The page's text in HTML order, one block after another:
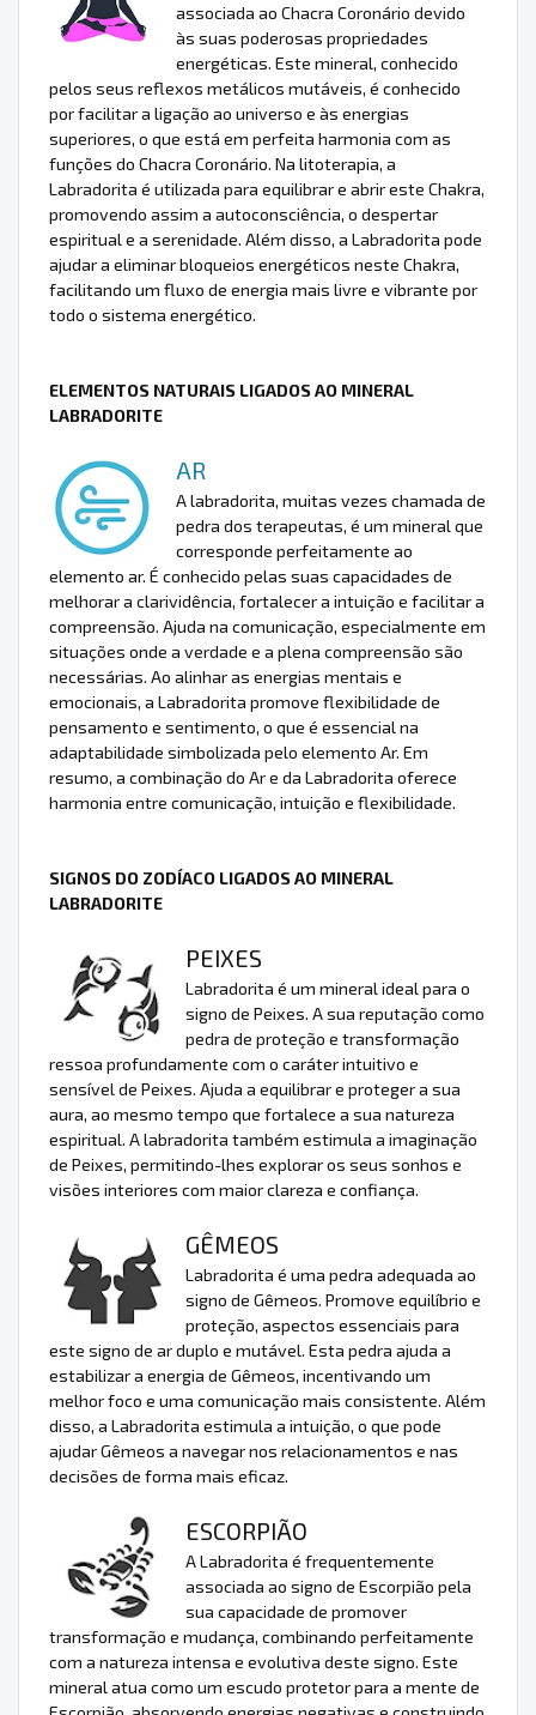
associada ao Chacra Coronário devido
às suas poderosas propriedades
energéticas. Este mineral, conhecido
pelos seus reflexos metálicos mutáveis, é conhecido
por facilitar a ligação ao universo e às energias
superiores, o que está em perfeita harmonia com as
funções do Chacra Coronário. Na litoterapia, a
Labradorita é utilizada para equilibrar e abrir este Chakra,
promovendo assim a autoconsciência, o despertar
espiritual e a serenidade. Além disso, a Labradorita pode
ajudar a eliminar bloqueios energéticos neste Chakra,
facilitando um fluxo de energia mais livre e vibrante por
todo o sistema energético.
ELEMENTOS NATURAIS LIGADOS AO MINERAL
LABRADORITE
AR
A labradorita, muitas vezes chamada de
pedra dos terapeutas, é um mineral que
corresponde perfeitamente ao
elemento ar. É conhecido pelas suas capacidades de
melhorar a clarividência, fortalecer a intuição e facilitar a
compreensão. Ajuda na comunicação, especialmente em
situações onde a verdade e a plena compreensão são
necessárias. Ao alinhar as energias mentais e
emocionais, a Labradorita promove flexibilidade de
pensamento e sentimento, o que é essencial na
adaptabilidade simbolizada pelo elemento Ar. Em
resumo, a combinação do Ar e da Labradorita oferece
harmonia entre comunicação, intuição e flexibilidade.
SIGNOS DO ZODÍACO LIGADOS AO MINERAL
LABRADORITE
PEIXES
Labradorita é um mineral ideal para o
signo de Peixes. A sua reputação como
pedra de proteção e transformação
ressoa profundamente com o caráter intuitivo e
sensível de Peixes. Ajuda a equilibrar e proteger a sua
aura, ao mesmo tempo que fortalece a sua natureza
espiritual. A labradorita também estimula a imaginação
de Peixes, permitindo-lhes explorar os seus sonhos e
visões interiores com maior clareza e confiança.
GÊMEOS
Labradorita é uma pedra adequada ao
signo de Gêmeos. Promove equilíbrio e
proteção, aspectos essenciais para
este signo de ar duplo e mutável. Esta pedra ajuda a
estabilizar a energia de Gêmeos, incentivando um
melhor foco e uma comunicação mais consistente. Além
disso, a Labradorita estimula a intuição, o que pode
ajudar Gêmeos a navegar nos relacionamentos e nas
decisões de forma mais eficaz.
ESCORPIÃO
A Labradorita é frequentemente
associada ao signo de Escorpião pela
sua capacidade de promover
transformação e mudança, combinando perfeitamente
com a natureza intensa e evolutiva deste signo. Este
mineral atua como um escudo protetor para a mente de